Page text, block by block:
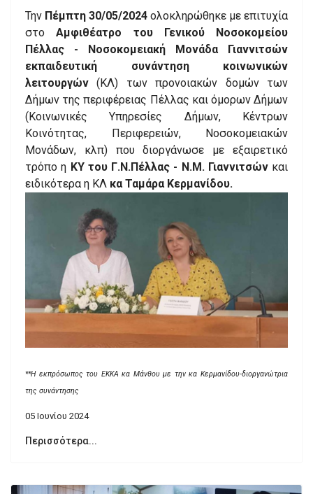
Την Πέμπτη 30/05/2024 ολοκληρώθηκε με επιτυχία
στοΑμφιθέατρο του Γενικού Νοσοκομείου
Πέλλας - Νοσοκομειακή Μονάδα Γιαννιτσών
εκπαιδευτική συνάντηση κοινωνικών
λειτουργών (ΚΛ) των προνοιακών δομών των
Δήμων της περιφέρειας Πέλλας και όμορων Δήμων
(Κοινωνικές Υπηρεσίες Δήμων, Κέντρων
Κοινότητας, Περιφερειών, Νοσοκομειακών
Μονάδων, κλπ) που διοργάνωσε με εξαιρετικό
τρόπο η ΚΥ του Γ.Ν.Πέλλας - Ν.Μ. Γιαννιτσών και
ειδικότερα η ΚΛ κα Ταμάρα Κερμανίδου.
**Η εκπρόσωπος του ΕΚΚΑ κα Μάνθου με την κα Κερμανίδου-διοργανώτρια
της συνάντησης
05 Ιουνίου 2024
Περισσότερα...